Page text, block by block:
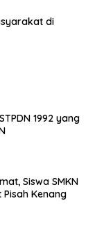
di
1992 yang
Siswa SMKN
Kenang